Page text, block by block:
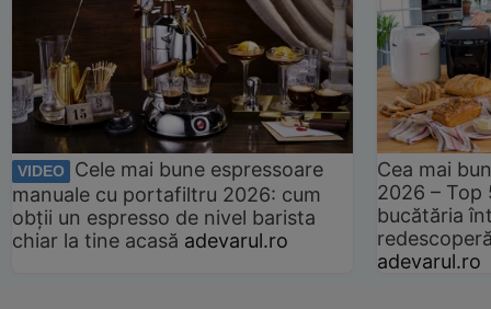
VIDEO
Cele mai bune espressoare
manuale cu portafiltru 2026: cum
obții un espresso de nivel barista
chiar la tine acasă adevarul.ro
Cea mai
2026 –
bucătăria
adevarul.ro